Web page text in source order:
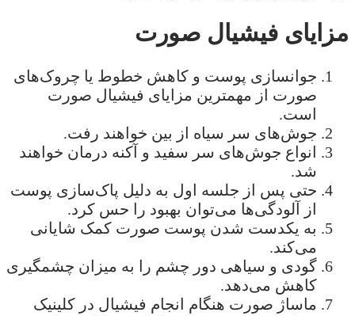
مزایای فیشیال صورت
جوانسازی پوست و کاهش خطوط یا چروک‌های
صورت از مهمترین مزایای فیشیال صورت
است.
جوش‌های سر سیاه از بین خواهند رفت.
انواع جوش‌های سر سفید و آکنه درمان خواهند
شد.
حتی پس از جلسه اول به دلیل پاک‌سازی پوست
از آلودگی‌ها می‌توان بهبود را حس کرد.
به یکدست شدن پوست صورت کمک شایانی
می‌کند.
گودی و سیاهی دور چشم را به میزان چشمگیری
کاهش می‌دهد.
ماساژ صورت هنگام انجام فیشیال در کلینیک